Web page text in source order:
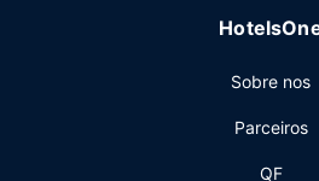
almoços completos diariamente
As principais comodidades
fios grátis, um business center e
Sobre nos
Parceiros
QF